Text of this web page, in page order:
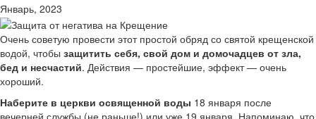
Январь, 2023
Очень советую провести этот простой обряд со святой крещенской
водой, чтобы защитить себя, свой дом и домочадцев от зла,
бед и несчастий. Действия — простейшие, эффект — очень
хороший.
Наберите в церкви освященной воды 18 января после
вечерней службы (не раньше!) или уже 19 января. Напоминаю, что